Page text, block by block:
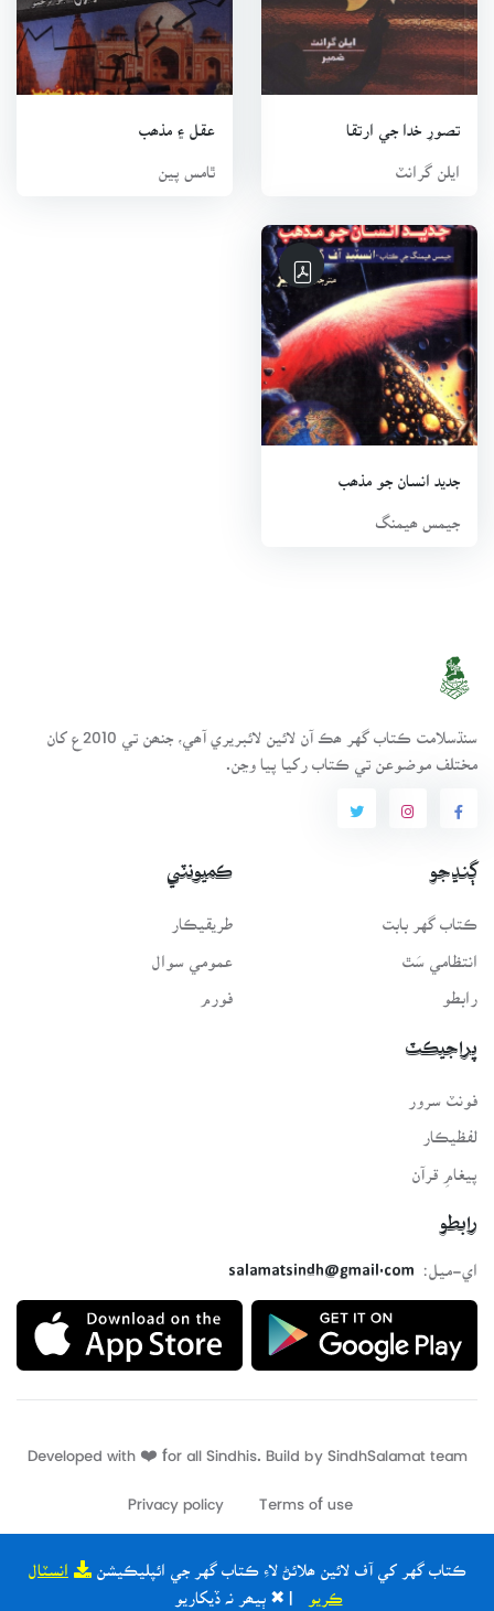
ڪتاب گهر کي آف لائين ھلائڻ لاءِ ڪتاب گهر جي ائپليڪيشن انسٽال
| ✖ ٻيھر نہ ڏيکاريو
تصورِ خدا جي ارتقا
ايلن گرانٽ
عقل ۽ مذھب
ٿامس پين
جديد انسان جو مذھب
جيمس ھيمنگ
سنڌسلامت ڪتاب گهر ھڪ آن لائين لائبريري آھي، جنھن تي 2010ع کان
مختلف موضوعن تي ڪتاب رکيا پيا وڃن.
ڳنڍجو
ڪتاب گهر بابت
انتظامي سَٿ
رابطو
ڪميونٽي
طريقيڪار
عمومي سوال
فورم
پراجيڪٽ
لفظيڪار
پيغامِ قرآن
رابطو
اي-ميل:
salamatsindh@gmail.com
Developed with ❤️ for all Sindhis. Build by
Terms of use